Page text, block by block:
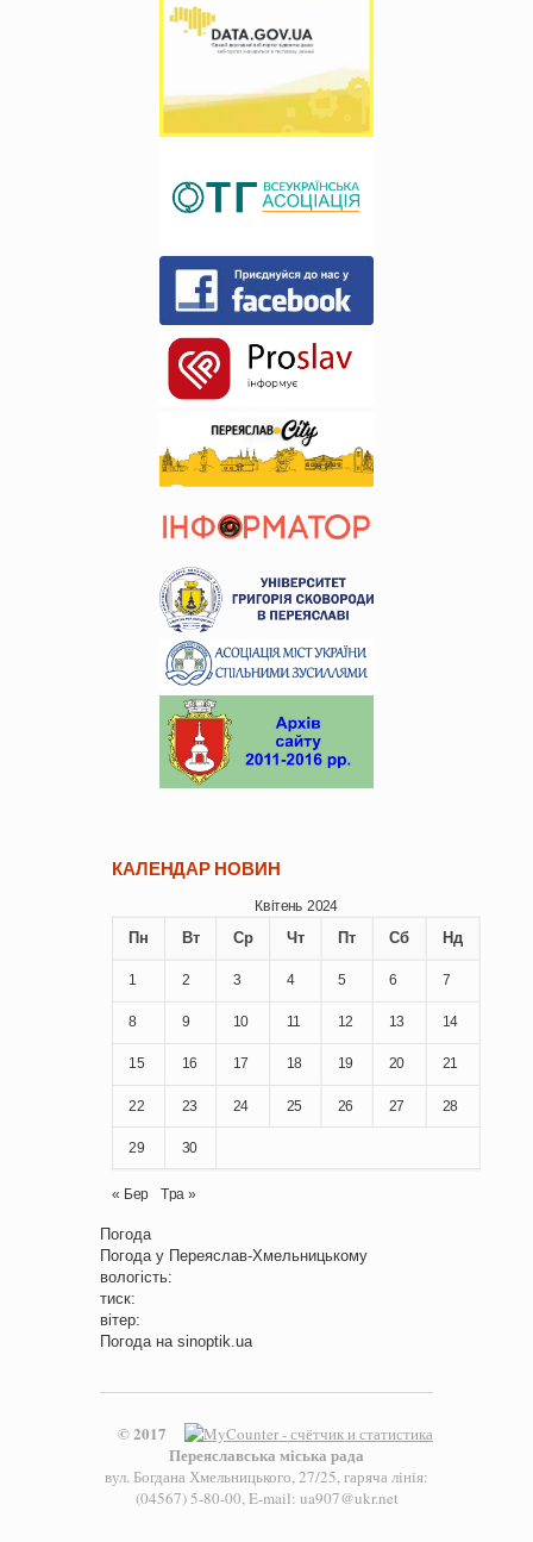
КАЛЕНДАР НОВИН
Квітень 2024
Пн Вт Ср Чт Пт Сб Нд
1 2 3 4 5 6 7
8 9 10 11 12 13 14
15 16 17 18 19 20 21
22 23 24 25 26 27 28
29 30
« Бер Тра »
Погода
Погода у Переяслав-Хмельницькому
вологість:
тиск:
вітер:
Погода на sinoptik.ua
© 2017
Переяславська міська рада
вул. Богдана Хмельницького, 27/25, гаряча лінія:
(04567) 5-80-00, E-mail: ua907@ukr.net